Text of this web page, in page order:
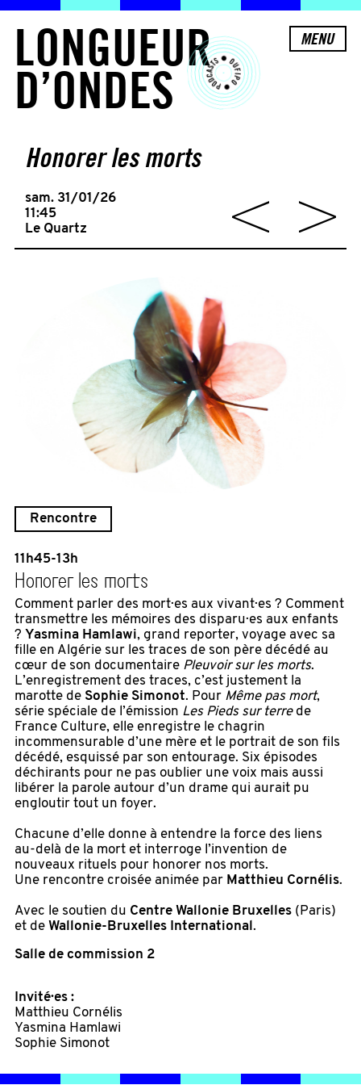
LONGUEUR
D’ONDES
MENU
Honorer les morts
sam. 31/01/26
11:45
Le Quartz
Rencontre
11h45-13h
Honorer les morts
Comment parler des mort·es aux vivant·es ? Comment
transmettre les mémoires des disparu·es aux enfants
? Yasmina Hamlawi, grand reporter, voyage avec sa
fille en Algérie sur les traces de son père décédé au
cœur de son documentaire Pleuvoir sur les morts.
L’enregistrement des traces, c’est justement la
marotte de Sophie Simonot. Pour Même pas mort,
série spéciale de l’émission Les Pieds sur terre de
France Culture, elle enregistre le chagrin
incommensurable d’une mère et le portrait de son fils
décédé, esquissé par son entourage. Six épisodes
déchirants pour ne pas oublier une voix mais aussi
libérer la parole autour d’un drame qui aurait pu
engloutir tout un foyer.
Chacune d’elle donne à entendre la force des liens
au-delà de la mort et interroge l’invention de
nouveaux rituels pour honorer nos morts.
Une rencontre croisée animée par Matthieu Cornélis.
Avec le soutien du Centre Wallonie Bruxelles (Paris)
et de Wallonie-Bruxelles International.
Salle de commission 2
Invité·es :
Matthieu Cornélis
Yasmina Hamlawi
Sophie Simonot